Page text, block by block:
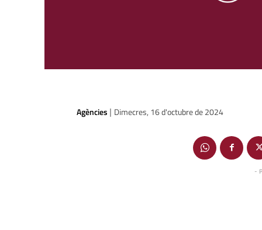
Agències | Dimecres, 16 d'octubre de 2024
-